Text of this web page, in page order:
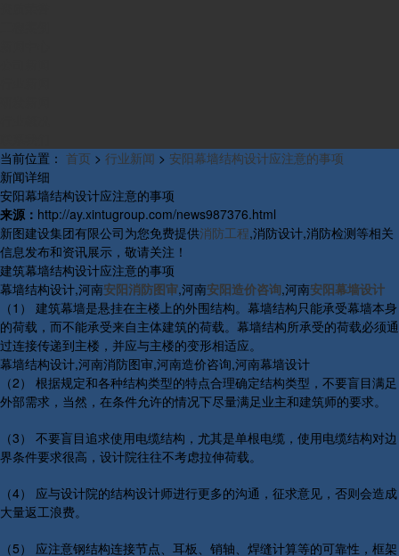
当前位置： 首页 > 行业新闻 > 安阳幕墙结构设计应注意的事项
新闻详细
安阳幕墙结构设计应注意的事项
来源： http://ay.xintugroup.com/news987376.html
新图建设集团有限公司为您免费提供消防工程,消防设计,消防检测等相关
信息发布和资讯展示，敬请关注！
建筑幕墙结构设计应注意的事项
幕墙结构设计,河南安阳消防图审,河南安阳造价咨询,河南安阳幕墙设计
（1） 建筑幕墙是悬挂在主楼上的外围结构。幕墙结构只能承受幕墙本身
的荷载，而不能承受来自主体建筑的荷载。幕墙结构所承受的荷载必须通
过连接传递到主楼，并应与主楼的变形相适应。
幕墙结构设计,河南消防图审,河南造价咨询,河南幕墙设计
（2） 根据规定和各种结构类型的特点合理确定结构类型，不要盲目满足
外部需求，当然，在条件允许的情况下尽量满足业主和建筑师的要求。
（3） 不要盲目追求使用电缆结构，尤其是单根电缆，使用电缆结构对边
界条件要求很高，设计院往往不考虑拉伸荷载。
（4） 应与设计院的结构设计师进行更多的沟通，征求意见，否则会造成
大量返工浪费。
（5） 应注意钢结构连接节点、耳板、销轴、焊缝计算等的可靠性，框架